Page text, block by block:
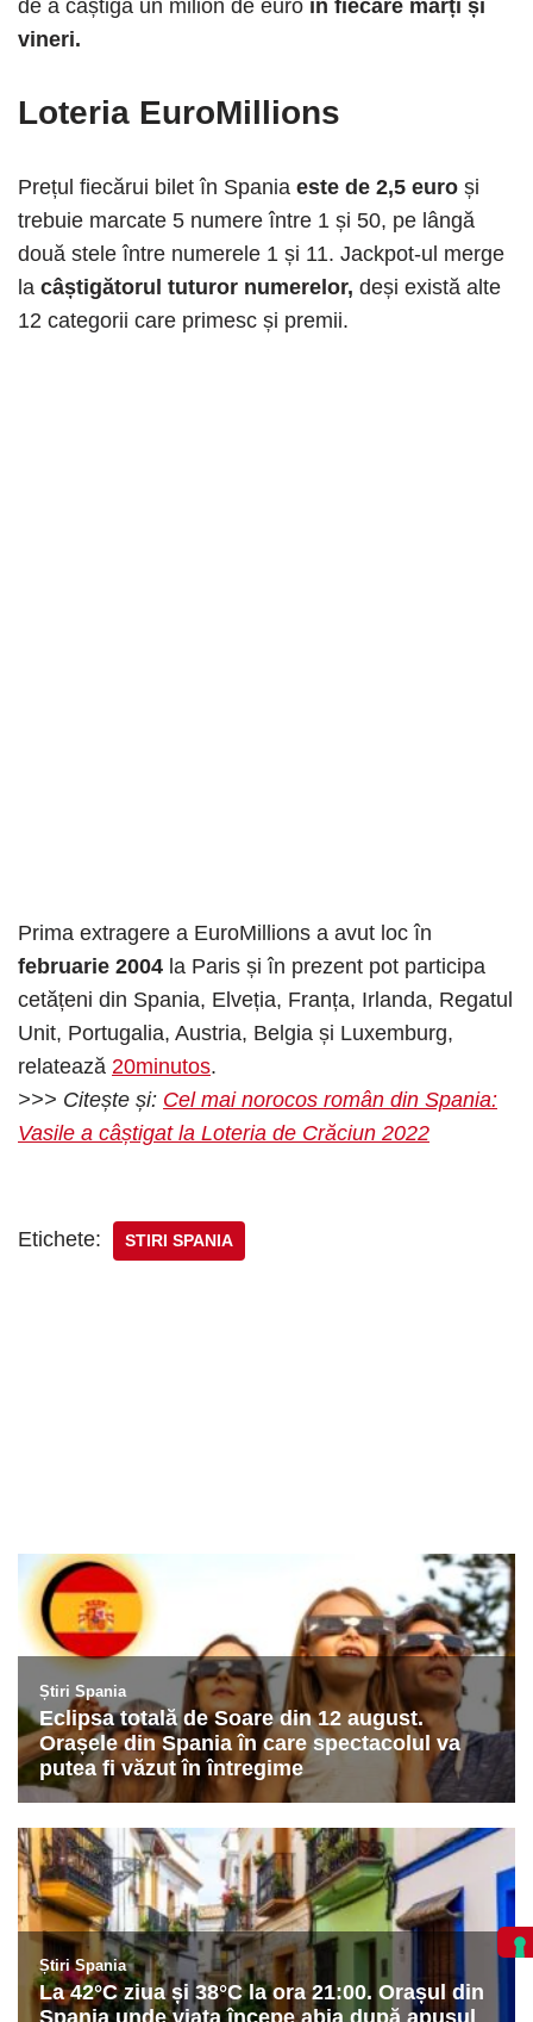
de a câștiga un milion de euro în fiecare marți și
vineri.
Loteria EuroMillions
Prețul fiecărui bilet în Spania este de 2,5 euro și
trebuie marcate 5 numere între 1 și 50, pe lângă
două stele între numerele 1 și 11. Jackpot-ul merge
la câștigătorul tuturor numerelor, deși există alte
12 categorii care primesc și premii.
Prima extragere a EuroMillions a avut loc în
februarie 2004 la Paris și în prezent pot participa
cetățeni din Spania, Elveția, Franța, Irlanda, Regatul
Unit, Portugalia, Austria, Belgia și Luxemburg,
relatează 20minutos.
>>> Citește și: Cel mai norocos român din Spania:
Vasile a câștigat la Loteria de Crăciun 2022
Etichete: STIRI SPANIA